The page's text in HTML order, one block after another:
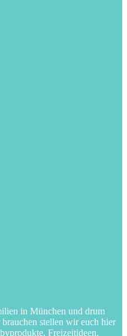
in München und drum
stellen wir euch hier
Freizeitideen,